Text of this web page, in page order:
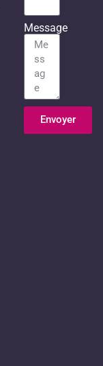
Message
Envoyer